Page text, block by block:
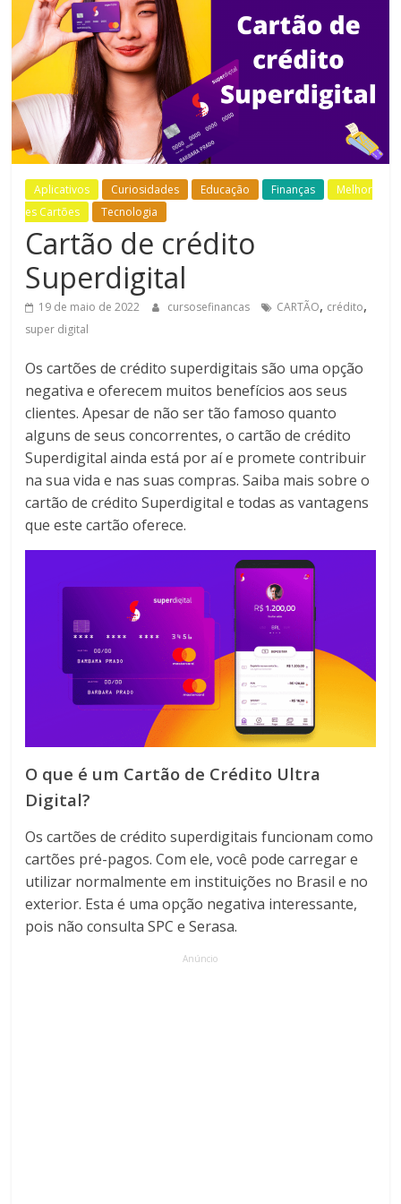
Estar
Aplicativos Curiosidades Educação Finanças
Melhor
es Cartões
Tecnologia
Cartão de crédito
Superdigital
19 de maio de 2022 cursosefinancas CARTÃO, crédito,
super digital
Os cartões de crédito superdigitais são uma opção
negativa e oferecem muitos benefícios aos seus
clientes. Apesar de não ser tão famoso quanto
alguns de seus concorrentes, o cartão de crédito
Superdigital ainda está por aí e promete contribuir
na sua vida e nas suas compras. Saiba mais sobre o
cartão de crédito Superdigital e todas as vantagens
que este cartão oferece.
O que é um Cartão de Crédito Ultra
Digital?
Os cartões de crédito superdigitais funcionam como
cartões pré-pagos. Com ele, você pode carregar e
utilizar normalmente em instituições no Brasil e no
exterior. Esta é uma opção negativa interessante,
pois não consulta SPC e Serasa.
Anúncio